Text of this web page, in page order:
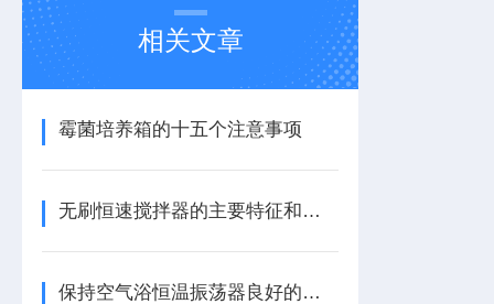
相关文章
霉菌培养箱的十五个注意事项
无刷恒速搅拌器的主要特征和使用时的注意事项
保持空气浴恒温振荡器良好的状态，维护保养要做好